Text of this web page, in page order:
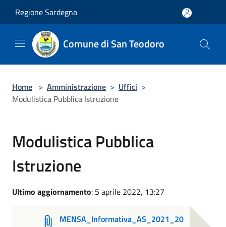
Regione Sardegna
Comune di San Teodoro
Home > Amministrazione > Uffici >
Modulistica Pubblica Istruzione
Modulistica Pubblica
Istruzione
Ultimo aggiornamento: 5 aprile 2022, 13:27
MENSA_Informativa_AS_2021_20